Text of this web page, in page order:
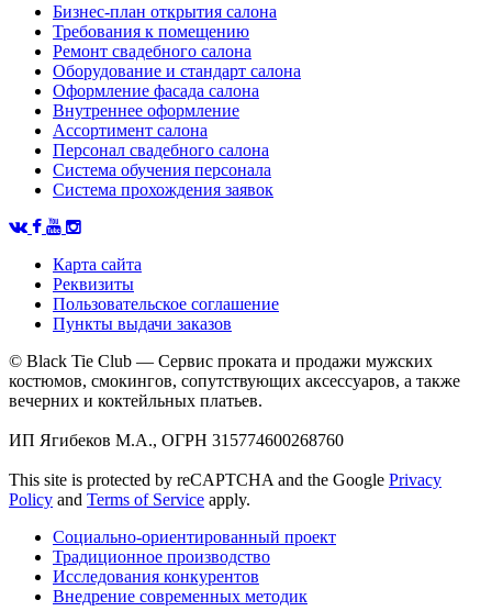
Бизнес-план открытия салона
Требования к помещению
Ремонт свадебного салона
Оборудование и стандарт салона
Оформление фасада салона
Внутреннее оформление
Ассортимент салона
Персонал свадебного салона
Система обучения персонала
Система прохождения заявок
Карта сайта
Реквизиты
Пользовательское соглашение
Пункты выдачи заказов
© Black Tie Club — Сервис проката и продажи мужских
костюмов, смокингов, сопутствующих аксессуаров, а также
вечерних и коктейльных платьев.
ИП Ягибеков М.А., ОГРН 315774600268760
This site is protected by reCAPTCHA and the Google Privacy
Policy and Terms of Service apply.
Социально-ориентированный проект
Традиционное производство
Исследования конкурентов
Внедрение современных методик